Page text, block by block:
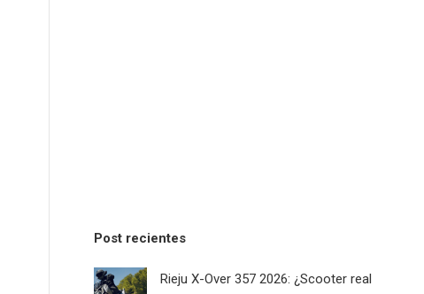
Post recientes
Rieju X-Over 357 2026: ¿Scooter real